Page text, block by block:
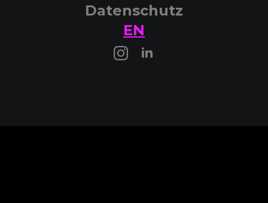
Datenschutz
EN